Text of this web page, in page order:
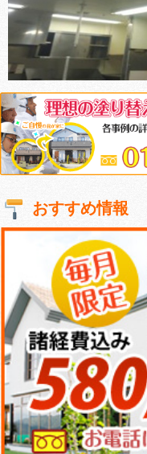
おすすめ情報